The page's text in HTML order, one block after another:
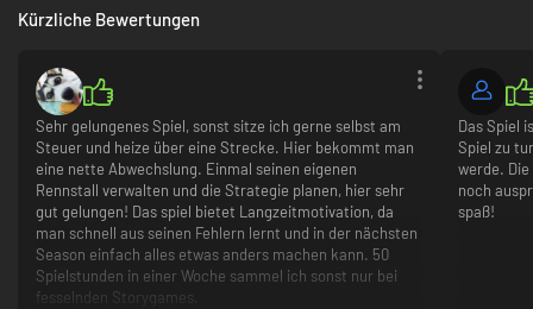
Wähle die richtigen Leute
Kürzliche Bewertungen
Sehr gelungenes Spiel, sonst sitze ich gerne selbst am
Steuer und heize über eine Strecke. Hier bekommt man
eine nette Abwechslung. Einmal seinen eigenen
Rennstall verwalten und die Strategie planen, hier sehr
gut gelungen! Das spiel bietet Langzeitmotivation, da
man schnell aus seinen Fehlern lernt und in der nächsten
Season einfach alles etwas anders machen kann. 50
Spielstunden in einer Woche sammel ich sonst nur bei
fesselnden Storygames.
Das Spiel
Spiel zu
werde.
noch
spaß!